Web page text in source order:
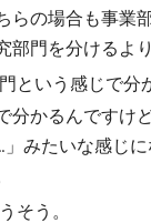
らの場合も事業
部門を分けるよ
という感じで
分かるんですけ
みたいな感じ
そう。